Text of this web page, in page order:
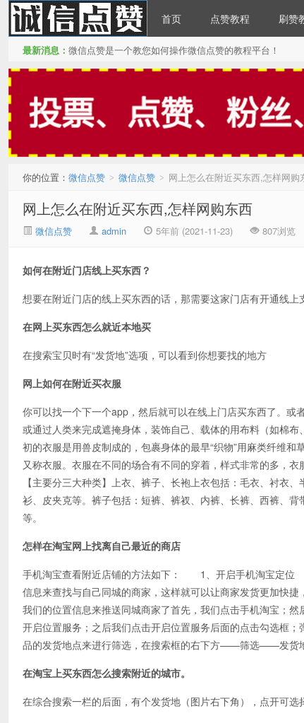
微信点赞
首页 点赞教程 刷赞
最新消息： 微信点赞是一个教您如何操作微信点赞的教程平台！
你的位置： 微信点赞 > 微信点赞 > 网上怎么在附近买东西,怎样网购
网上怎么在附近买东西,怎样网购东西
微信点赞 admin 5年前 (2021-11-23) 807浏览
如何在附近门店线上买东西？
想要在附近门店的线上买东西的话，那需要这家门店有开通线上
在网上买东西怎么就近本地买
在搜索宝贝时有“发货地”选项，可以看到你想要找的地方
网上如何在附近买衣服
你可以找一个下一个app，然后就可以在线上门店买东西了。
或通过人类来完成遮掩身体，装饰自己、载体的用布料（如棉
初的衣服是用兽皮制成的，包裹身体的最早“织物”用麻类纤维
又称衣服。衣服在不同的场合有不同的穿着，样式非常的多，
【主要分三大种类】上衣、裤子、长袍上衣包括：毛衣、衬衣
衫、皮夹克等。裤子包括：短裤、裤衩、内裤、长裤、西裤、
等。
怎样在淘宝网上找离自己最近的商店
手机淘宝查看附近店铺的方法如下： 1、开启手机淘宝定
信息来查找与自己同城的商家，这样就可以让商家发货更加快
我们的位置信息来推送同城商家了首先，我们点击手机淘宝；
开启位置服务；之后我们点击开启位置服务后面的点击勾选框
品的发货地点来进行筛选，在搜索框的右下方——筛选——发货
在淘宝上买东西怎么搜索附近的城市。
在综合搜索一栏的后面，有个发货地（图片右下角），点开可选